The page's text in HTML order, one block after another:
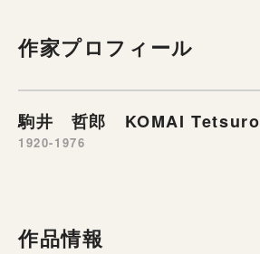
作家プロフィール
駒井 哲郎 KOMAI Tetsuro
1920-1976
作品情報